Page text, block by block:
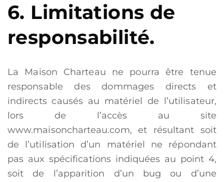
6. Limitations de
responsabilité.
La Maison Charteau ne pourra être tenue
responsable des dommages directs et
indirects causés au matériel de l’utilisateur,
lors de l’accès au site
www.maisoncharteau.com, et résultant soit
de l’utilisation d’un matériel ne répondant
pas aux spécifications indiquées au point 4,
soit de l’apparition d’un bug ou d’une